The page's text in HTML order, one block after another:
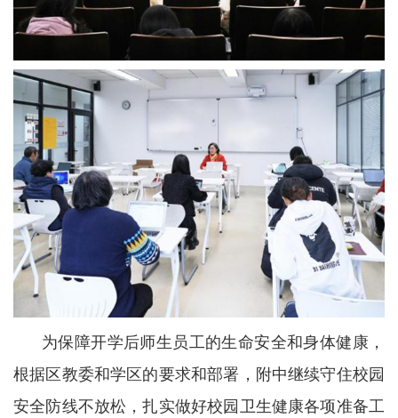
为保障开学后师生员工的生命安全和身体健康，
根据区教委和学区的要求和部署，附中继续守住校园
安全防线不放松，扎实做好校园卫生健康各项准备工